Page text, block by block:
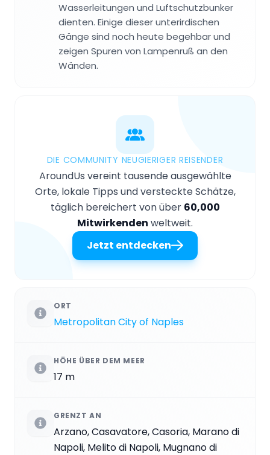
Wasserleitungen und Luftschutzbunker
dienten. Einige dieser unterirdischen
Gänge sind noch heute begehbar und
zeigen Spuren von Lampenruß an den
Wänden.
DIE COMMUNITY NEUGIERIGER REISENDER
AroundUs vereint tausende ausgewählte
Orte, lokale Tipps und versteckte Schätze,
täglich bereichert von über 60,000
Mitwirkenden weltweit.
Jetzt entdecken
ORT
Metropolitan City of Naples
HÖHE ÜBER DEM MEER
17 m
GRENZT AN
Arzano, Casavatore, Casoria, Marano di
Napoli, Melito di Napoli, Mugnano di